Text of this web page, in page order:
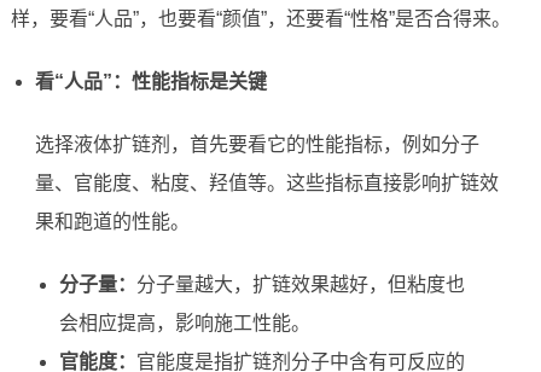
样，要看“人品”，也要看“颜值”，还要看“性格”是否合得来。
看“人品”：性能指标是关键
选择液体扩链剂，首先要看它的性能指标，例如分子
量、官能度、粘度、羟值等。这些指标直接影响扩链效
果和跑道的性能。
分子量： 分子量越大，扩链效果越好，但粘度也
会相应提高，影响施工性能。
官能度： 官能度是指扩链剂分子中含有可反应的